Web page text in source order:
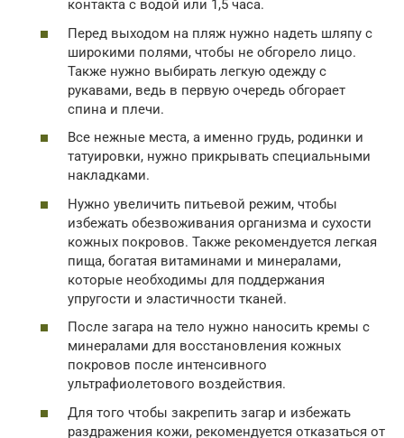
контакта с водой или 1,5 часа.
Перед выходом на пляж нужно надеть шляпу с
широкими полями, чтобы не обгорело лицо.
Также нужно выбирать легкую одежду с
рукавами, ведь в первую очередь обгорает
спина и плечи.
Все нежные места, а именно грудь, родинки и
татуировки, нужно прикрывать специальными
накладками.
Нужно увеличить питьевой режим, чтобы
избежать обезвоживания организма и сухости
кожных покровов. Также рекомендуется легкая
пища, богатая витаминами и минералами,
которые необходимы для поддержания
упругости и эластичности тканей.
После загара на тело нужно наносить кремы с
минералами для восстановления кожных
покровов после интенсивного
ультрафиолетового воздействия.
Для того чтобы закрепить загар и избежать
раздражения кожи, рекомендуется отказаться от